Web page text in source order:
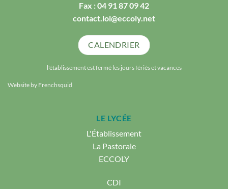
Fax : 04 91 87 09 42
contact.lol@eccoly.net
CALENDRIER
l'établissement est fermé les jours fériés et vacances
Website by Frenchsquid
LE LYCÉE
L'Établissement
La Pastorale
ECCOLY
CDI